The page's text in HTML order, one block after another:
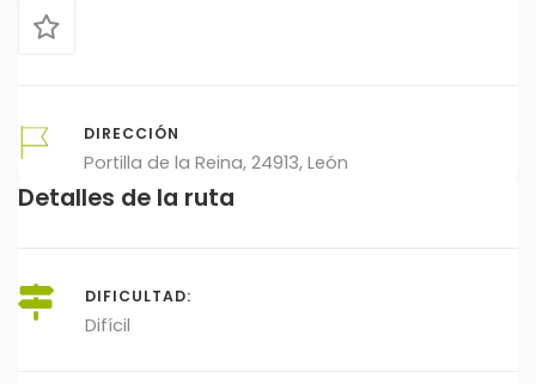
DIRECCIÓN
Portilla de la Reina, 24913, León
Detalles de la ruta
DIFICULTAD:
Difícil